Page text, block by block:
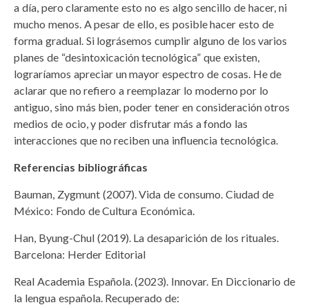
a día, pero claramente esto no es algo sencillo de hacer, ni
mucho menos. A pesar de ello, es posible hacer esto de
forma gradual. Si lográsemos cumplir alguno de los varios
planes de “desintoxicación tecnológica” que existen,
lograríamos apreciar un mayor espectro de cosas. He de
aclarar que no refiero a reemplazar lo moderno por lo
antiguo, sino más bien, poder tener en consideración otros
medios de ocio, y poder disfrutar más a fondo las
interacciones que no reciben una influencia tecnológica.
Referencias bibliográficas
Bauman, Zygmunt (2007). Vida de consumo. Ciudad de
México: Fondo de Cultura Económica.
Han, Byung-Chul (2019). La desaparición de los rituales.
Barcelona: Herder Editorial
Real Academia Española. (2023). Innovar. En Diccionario de
la lengua española. Recuperado de: